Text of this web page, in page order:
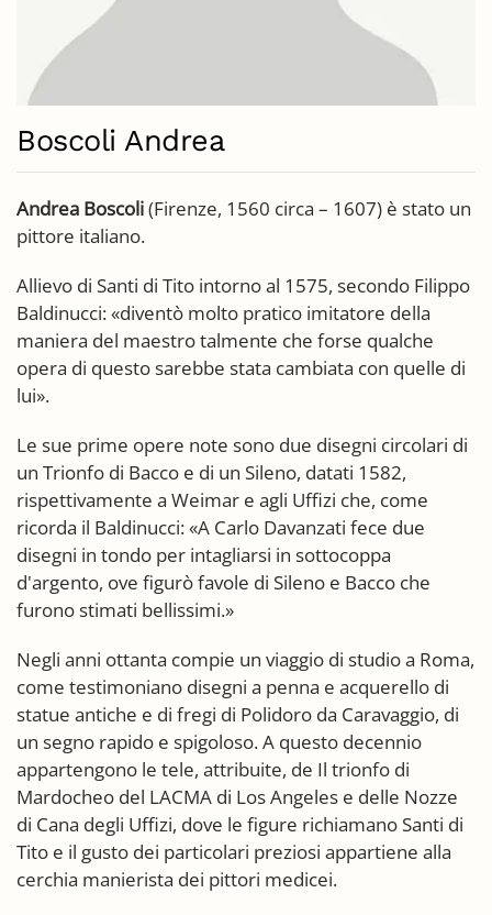
Boscoli Andrea
Andrea Boscoli(Firenze, 1560 circa – 1607) è stato un
pittore italiano.
Allievo di Santi di Tito intorno al 1575, secondo Filippo
Baldinucci: «diventò molto pratico imitatore della
maniera del maestro talmente che forse qualche
opera di questo sarebbe stata cambiata con quelle di
lui».
Le sue prime opere note sono due disegni circolari di
un Trionfo di Bacco e di un Sileno, datati 1582,
rispettivamente a Weimar e agli Uffizi che, come
ricorda il Baldinucci: «A Carlo Davanzati fece due
disegni in tondo per intagliarsi in sottocoppa
d'argento, ove figurò favole di Sileno e Bacco che
furono stimati bellissimi.»
Negli anni ottanta compie un viaggio di studio a Roma,
come testimoniano disegni a penna e acquerello di
statue antiche e di fregi di Polidoro da Caravaggio, di
un segno rapido e spigoloso. A questo decennio
appartengono le tele, attribuite, de Il trionfo di
Mardocheo del LACMA di Los Angeles e delle Nozze
di Cana degli Uffizi, dove le figure richiamano Santi di
Tito e il gusto dei particolari preziosi appartiene alla
cerchia manierista dei pittori medicei.